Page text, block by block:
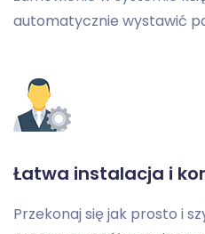
automatycznie wystawić
Łatwa instalacja i
Przekonaj się jak prosto i